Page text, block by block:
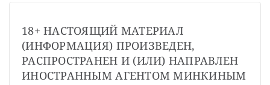
18+ НАСТОЯЩИЙ МАТЕРИАЛ
(ИНФОРМАЦИЯ) ПРОИЗВЕДЕН,
РАСПРОСТРАНЕН И (ИЛИ) НАПРАВЛЕН
ИНОСТРАННЫМ АГЕНТОМ МИНКИНЫМ